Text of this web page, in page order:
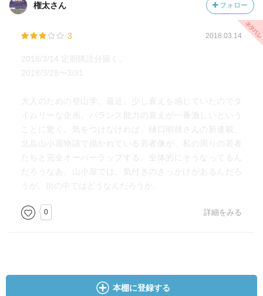
権太さん フォロー
3 2018.03.14
2018/3/14 定期購読分届く。
2018/3/28〜3/31
大人のための登山学。最近、少し衰えを感じていたのでタ
イムリーな企画。バランス能力の衰えが一番激しいという
ことに驚く。気をつけなければ。樋口明雄さんの新連載、
北岳山小屋物語で描かれている若者像が、私の周りの若者
たちと完全オーバーラップする。全体的にそうなってるん
だろうなあ。山小屋では、気付きのきっかけがあるんだろ
うが、街の中ではどうなんだろうか。
0 詳細をみる
本棚に登録する